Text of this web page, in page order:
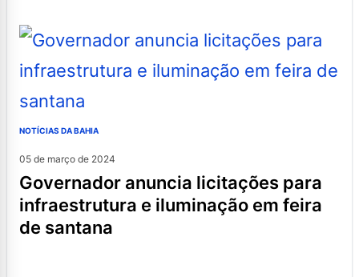
NOTÍCIAS DA BAHIA
05 de março de 2024
governador anuncia licitações para
infraestrutura e iluminação em feira
de santana